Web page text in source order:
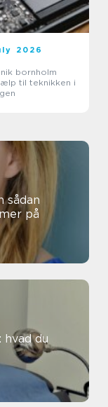
2026
bornholm
til teknikken i
på
du